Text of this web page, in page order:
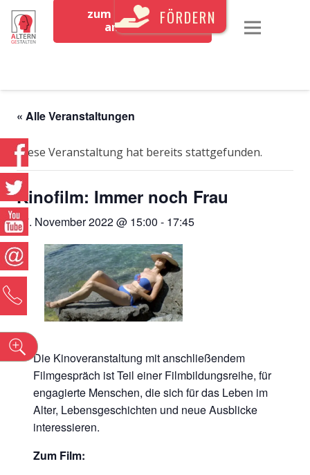
zum Newsletter
anmeldenFÖRDERN
« Alle Veranstaltungen
Diese Veranstaltung hat bereits stattgefunden.
Kinofilm: Immer noch Frau
17. November 2022 @ 15:00 - 17:45
Die Kinoveranstaltung mit anschließendem
Filmgespräch ist Teil einer Filmbildungsreihe, für
engagierte Menschen, die sich für das Leben im
Alter, Lebensgeschichten und neue Ausblicke
interessieren.
Zum Film: